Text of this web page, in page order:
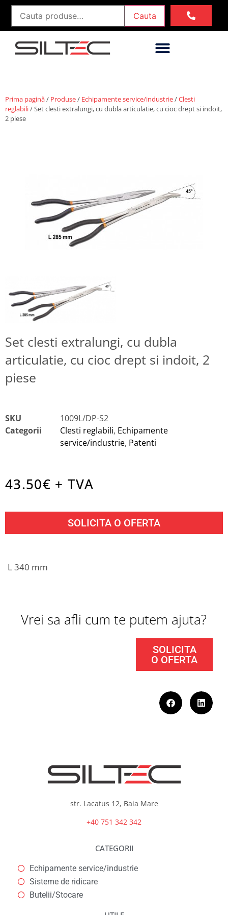
Cauta
Prima pagină/ Produse/ Echipamente service/industrie/Clesti
reglabili/ Set clesti extralungi, cu dubla articulatie, cu cioc drept si indoit,
2 piese
Set clesti extralungi, cu dubla
articulatie, cu cioc drept si indoit, 2
piese
SKU
1009L/DP-S2
Categorii
Clesti reglabili, Echipamente
service/industrie, Patenti
43.50€ + TVA
SOLICITA O OFERTA
L 340 mm
Vrei sa afli cum te putem ajuta?
SOLICITA
O OFERTA
str. Lacatus 12, Baia Mare
+40 751 342 342
CATEGORII
Echipamente service/industrie
Sisteme de ridicare
Butelii/Stocare